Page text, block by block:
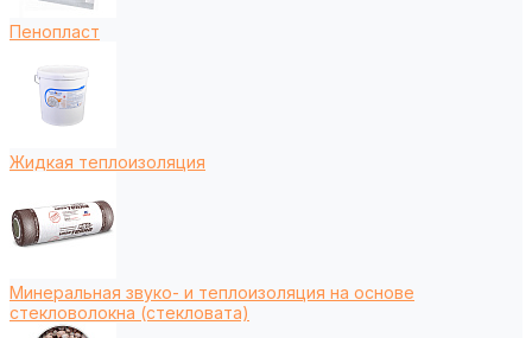
Пенопласт
Жидкая теплоизоляция
Минеральная звуко- и теплоизоляция на основе
стекловолокна (стекловата)